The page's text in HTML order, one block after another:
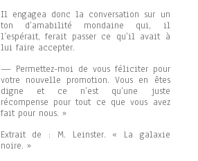
Il engagea donc la conversation sur un
ton d’amabilité mondaine qui, il
l’espérait, ferait passer ce qu’il avait à
lui faire accepter.
— Permettez-moi de vous féliciter pour
votre nouvelle promotion. Vous en êtes
digne et ce n’est qu’une juste
récompense pour tout ce que vous avez
fait pour nous. »
Extrait de : M. Leinster. « La galaxie
noire. »